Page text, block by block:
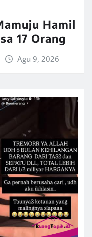
Hamil
17 Orang
Agu 9, 2026